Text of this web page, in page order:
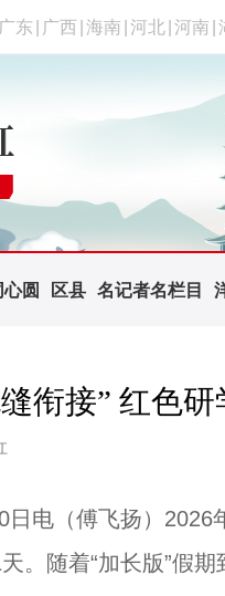
广东 广西 海南 河北 河南
心圆 区县 名记者名栏目
衔接” 红色
（傅飞扬）2026
。随着“加长版”假